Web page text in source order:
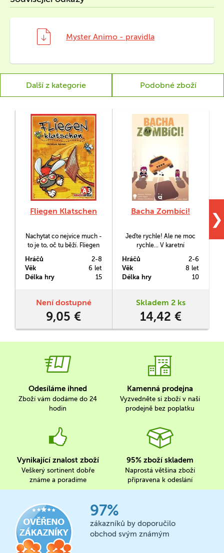
Myster Animo - pravidla
Další z kategorie Podobné zboží
Fliegen Klatschen
Nachytat co nejvíce much -
to je to, oč tu běží. Fliegen
postřehová karetní hra, v níž
jsou oběťmi rychlých rukou
hráčů barevné a vlastně
Čapnete jich ať už s
plácačkou či bez nejvíce ze
všech?
Hráčů
2-8
Věk
6 let
Délka hry
15
Není dostupné
9,05 €
Bacha Zombíci!
Jeďte rychle! Ale ne moc
rychle... V karetní
Zombíci se snažíte co
nejrychleji projet městem a
vyhnout se všem nástrahám.
na semaforu, objížďku či
zombíky, kteří se v nejméně
Hráčů
2-6
Věk
8 let
Délka hry
10
Skladem 2 ks
14,42 €
❯
Odesíláme ihned
Zboží vám dodáme do 24
hodin
Kamenná prodejna
Vyzvedněte si zboží v naší
prodejně bez poplatku
Vynikající znalost zboží
Veškerý sortinent dobře
známe a poradíme
95% zboží skladem
Naprostá většina zboží
připravena k odeslání
97%
zákazníků by doporučilo
obchod svým známým